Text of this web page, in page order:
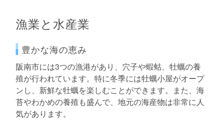
漁業と水産業
豊かな海の恵み
阪南市には3つの漁港があり、穴子や蝦蛄、牡蠣の養
殖が行われています。特に冬季には牡蠣小屋がオープ
ンし、新鮮な牡蠣を楽しむことができます。また、海
苔やわかめの養殖も盛んで、地元の海産物は非常に人
気があります。